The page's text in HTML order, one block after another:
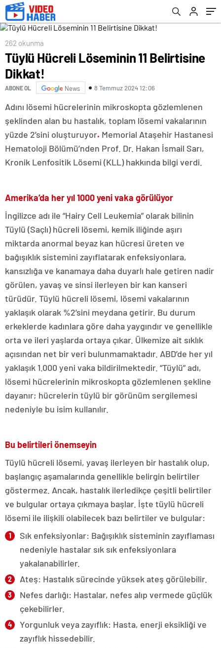
262 okunma
Tüylü Hücreli Löseminin 11 Belirtisine
Dikkat!
ABONE OL News 8 Temmuz 2024 12:06
Adını lösemi hücrelerinin mikroskopta gözlemlenen
şeklinden alan bu hastalık, toplam lösemi vakalarının
yüzde 2’sini oluşturuyor. Memorial Ataşehir Hastanesi
Hematoloji Bölümü’nden Prof. Dr. Hakan İsmail Sarı,
Kronik Lenfositik Lösemi (KLL) hakkında bilgi verdi.
Amerika’da her yıl 1000 yeni vaka görülüyor
İngilizce adı ile “Hairy Cell Leukemia” olarak bilinin
Tüylü (Saçlı) hücreli lösemi, kemik iliğinde aşırı
miktarda anormal beyaz kan hücresi üreten ve
bağışıklık sistemini zayıflatarak enfeksiyonlara,
kansızlığa ve kanamaya daha duyarlı hale getiren nadir
görülen, yavaş ve sinsi ilerleyen bir kan kanseri
türüdür. Tüylü hücreli lösemi, lösemi vakalarının
yaklaşık olarak %2’sini meydana getirir. Bu durum
erkeklerde kadınlara göre daha yaygındır ve genellikle
orta ve ileri yaşlarda ortaya çıkar. Ülkemize ait sıklık
açısından net bir veri bulunmamaktadır. ABD’de her yıl
yaklaşık 1.000 yeni vaka bildirilmektedir. “Tüylü” adı,
lösemi hücrelerinin mikroskopta gözlemlenen şekline
dayanır; hücrelerin tüylü bir görünüm sergilemesi
nedeniyle bu isim kullanılır.
Bu belirtileri önemseyin
Tüylü hücreli lösemi, yavaş ilerleyen bir hastalık olup,
başlangıç aşamalarında genellikle belirgin belirtiler
göstermez. Ancak, hastalık ilerledikçe çeşitli belirtiler
ve bulgular ortaya çıkmaya başlar. İşte tüylü hücreli
lösemi ile ilişkili olabilecek bazı belirtiler ve bulgular:
Sık enfeksiyonlar: Bağışıklık sisteminin zayıflaması
nedeniyle hastalar sık sık enfeksiyonlara
yakalanabilirler.
Ateş: Hastalık sürecinde yüksek ateş görülebilir.
Nefes darlığı: Hastalar, nefes alıp vermede güçlük
çekebilirler.
Yorgunluk veya zayıflık: Hasta, enerji eksikliği ve
zayıflık hissedebilir.